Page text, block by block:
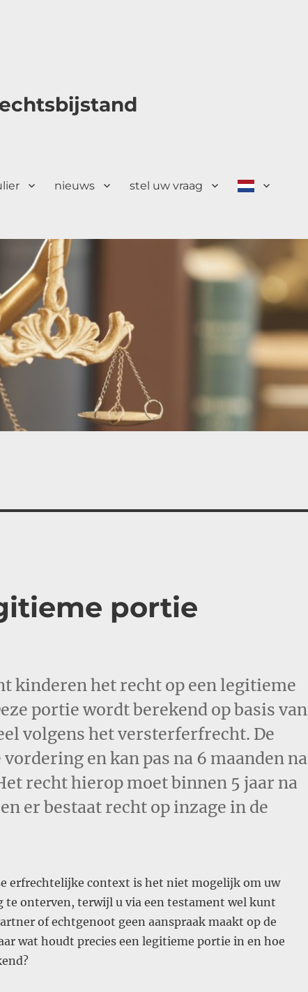
nieuws stel uw vraag
portie
kinderen het recht op een legitieme
portie wordt berekend op basis van
volgens het versterferfrecht. De
en kan pas na 6 maanden na
recht hierop moet binnen 5 jaar na
er bestaat recht op inzage in de
erfrechtelijke context is het niet mogelijk om uw
te onterven, terwijl u via een testament wel kunt
of echtgenoot geen aanspraak maakt op de
wat houdt precies een legitieme portie in en hoe